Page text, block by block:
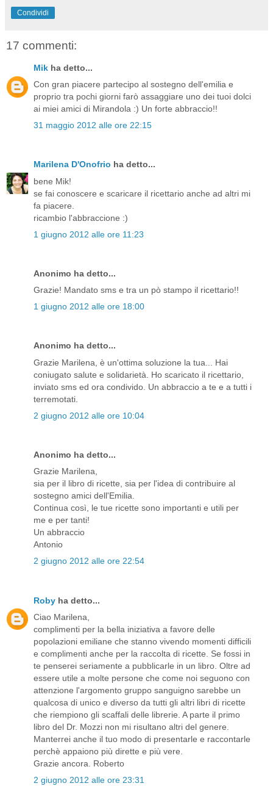
Condividi
17 commenti:
Mik ha detto...
Con gran piacere partecipo al sostegno dell'emilia e
proprio tra pochi giorni farò assaggiare uno dei tuoi dolci
ai miei amici di Mirandola :) Un forte abbraccio!!
31 maggio 2012 alle ore 22:15
Marilena D'Onofrio ha detto...
bene Mik!
se fai conoscere e scaricare il ricettario anche ad altri mi
fa piacere.
ricambio l'abbraccione :)
1 giugno 2012 alle ore 11:23
Anonimo ha detto...
Grazie! Mandato sms e tra un pò stampo il ricettario!!
1 giugno 2012 alle ore 18:00
Anonimo ha detto...
Grazie Marilena, è un'ottima soluzione la tua... Hai
coniugato salute e solidarietà. Ho scaricato il ricettario,
inviato sms ed ora condivido. Un abbraccio a te e a tutti i
terremotati.
2 giugno 2012 alle ore 10:04
Anonimo ha detto...
Grazie Marilena,
sia per il libro di ricette, sia per l'idea di contribuire al
sostegno amici dell'Emilia.
Continua così, le tue ricette sono importanti e utili per
me e per tanti!
Un abbraccio
Antonio
2 giugno 2012 alle ore 22:54
Roby ha detto...
Ciao Marilena,
complimenti per la bella iniziativa a favore delle
popolazioni emiliane che stanno vivendo momenti difficili
e complimenti anche per la raccolta di ricette. Se fossi in
te penserei seriamente a pubblicarle in un libro. Oltre ad
essere utile a molte persone che come noi seguono con
attenzione l'argomento gruppo sanguigno sarebbe un
qualcosa di unico e diverso da tutti gli altri libri di ricette
che riempiono gli scaffali delle librerie. A parte il primo
libro del Dr. Mozzi non mi risultano altri del genere.
Manterrei anche il tuo modo di presentarle e raccontarle
perchè appaiono più dirette e più vere.
Grazie ancora. Roberto
2 giugno 2012 alle ore 23:31